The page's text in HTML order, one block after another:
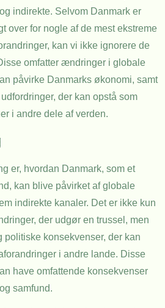
indirekte. Selvom Danmark er
over for nogle af de mest ekstreme
kan vi ikke ignorere de
omfatter ændringer i globale
påvirke Danmarks økonomi, samt
der kan opstå som
i andre dele af verden.
er, hvordan Danmark, som et
kan blive påvirket af globale
indirekte kanaler. Det er ikke kun
der udgør en trussel, men
konsekvenser, der kan
i andre lande. Disse
have omfattende konsekvenser
samfund.